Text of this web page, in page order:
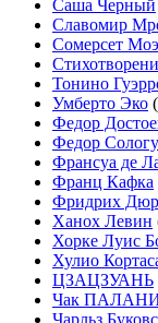
Саша Черный
Славомир
Сомерсет
Тонино
Умберто Эко
Федор
Федор
Франсуа де
Франц Кафка
Фридрих
Ханох Левин
Хорке Луис
Хулио
ЦЗАЦЗУАНЬ
Чак
Чарльз